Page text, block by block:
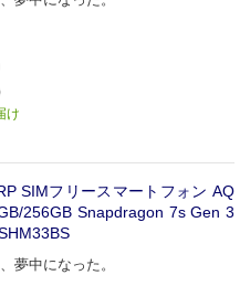
け
SIMフリースマートフォン AQ
256GB Snapdragon 7s Gen 3
夢中になった。